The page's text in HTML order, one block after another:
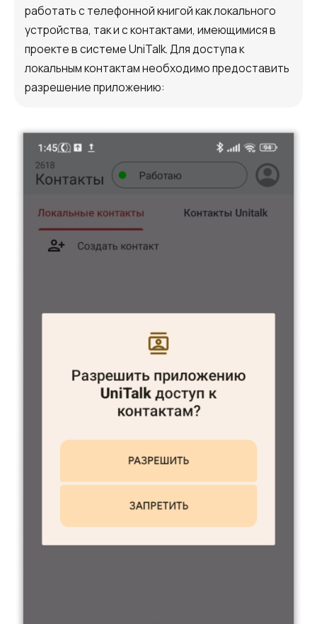
работать с телефонной книгой как локального
устройства, так и с контактами, имеющимися в
проекте в системе UniTalk. Для доступа к
локальным контактам необходимо предоставить
разрешение приложению: